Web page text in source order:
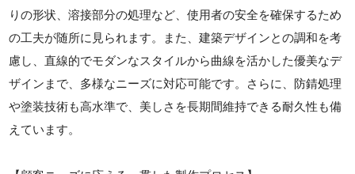
りの形状、溶接部分の処理など、使用者の安全を確保するため
の工夫が随所に見られます。また、建築デザインとの調和を考
慮し、直線的でモダンなスタイルから曲線を活かした優美なデ
ザインまで、多様なニーズに対応可能です。さらに、防錆処理
や塗装技術も高水準で、美しさを長期間維持できる耐久性も備
えています。